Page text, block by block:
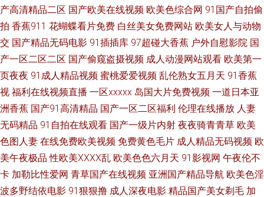
网页免费 久草福利2 香蕉视频黄在线观看 91最新在线观看网址 欧美亚洲私
在线观看色色网站 影音先锋三级网络 超碰在91 免费看黄色91 91超碰私人
wwwcom黄 久久99热网 少妇系列 91黄色网入口 91在线精品视频 在线看黄
av免费在线 福利91高清 欧美性交A 91com在现免费网站 东京热网页欧美 欧
美性爱网1 91黄在线看 大香蕉999狼 五月天婷婷综合社区网 婷婷日韩一区二
区三区 麻豆探花 东京热AV网站导航 大香蕉肏你 97资源亚洲综合 人妖操妇幼
产高清精品二区 国产欧美在线视频 欧美色综合网 91国产自拍偷
拍 香蕉911 花蝴蝶看片免费 白丝美女免费网站 欧美女人与动物
交 国产精品无码电影 91插插库 97超碰大香蕉 户外自慰影院 国
产一区二区二区 国产偷窥盗摄视频 成人动漫网站观看 欧美第一
页夜夜 91成人精品视频 蜜桃爱爱视频 乱伦熟女五月天 91香蕉
视 福利在线视频直播 一区xxxxx 岛国大片免费视频 一道日本亚
洲香蕉 国产91高清精品 国产一区二区福利 伦理在线播放 人妻
无码精品 91自拍在线观看 国产一级片内射 夜夜骑青青草 欧美
色图人妻 在线免费欧美视频 免费黄色毛片 成人精品无码视频 欧
美午夜极品 性欧美ⅩⅩⅩⅩ乱 欧美色色六月天 91影视网 午夜伦不
卡 加勒比性爱网 青草国产在线视频 亚洲国产精品导航 欧美色淫
波多野结依电影 91狠狠撸 成人深夜电影 精品国产美女剃毛 加